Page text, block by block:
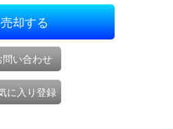
売却する
問い合わせ
に入り登録